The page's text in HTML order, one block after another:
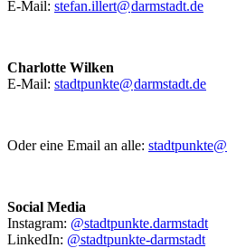
E-Mail: stefan.illert@darmstadt.de
Charlotte Wilken
E-Mail: stadtpunkte@darmstadt.de
Oder eine Email an alle: stadtpunkte@
Social Media
Instagram: @stadtpunkte.darmstadt
LinkedIn: @stadtpunkte-darmstadt